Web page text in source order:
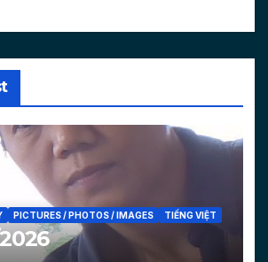
PICTURES / PHOTOS / IMAGES TIẾNG VIỆT